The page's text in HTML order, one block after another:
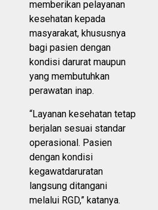
memberikan pelayanan
kesehatan kepada
masyarakat, khususnya
bagi pasien dengan
kondisi darurat maupun
yang membutuhkan
perawatan inap.
“Layanan kesehatan tetap
berjalan sesuai standar
operasional. Pasien
dengan kondisi
kegawatdaruratan
langsung ditangani
melalui RGD,” katanya.